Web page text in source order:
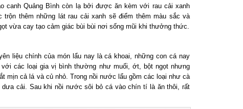
canh Quảng Bình còn lạ bởi được ăn kèm với rau cải xanh
thêm những lát rau cải xanh sẽ điểm thêm màu sắc và
vừa cay tạo cảm giác bùi bùi nơi sống mũi khi thưởng thức.
liệu chính của món lẩu nay là cá khoai, những con cá nay
các loại gia vị bình thường như muối, ớt, bột ngọt nhưng
mịn cả lá và củ nhỏ. Trong nồi nước lẩu gồm các loại như cà
cải. Sau khi nồi nước sôi bỏ cá vào chín tí là ăn thôi, rất